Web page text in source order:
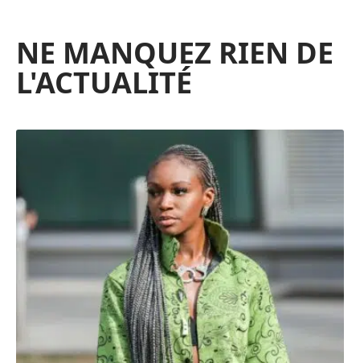
NE MANQUEZ RIEN DE
L'ACTUALITÉ